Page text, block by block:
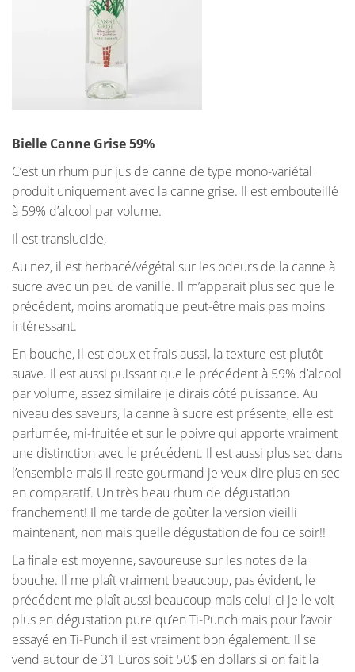
Bielle Canne Grise 59%
C’est un rhum pur jus de canne de type mono-variétal
produit uniquement avec la canne grise. Il est embouteillé
à 59% d’alcool par volume.
Il est translucide,
Au nez, il est herbacé/végétal sur les odeurs de la canne à
sucre avec un peu de vanille. Il m’apparait plus sec que le
précédent, moins aromatique peut-être mais pas moins
intéressant.
En bouche, il est doux et frais aussi, la texture est plutôt
suave. Il est aussi puissant que le précédent à 59% d’alcool
par volume, assez similaire je dirais côté puissance. Au
niveau des saveurs, la canne à sucre est présente, elle est
parfumée, mi-fruitée et sur le poivre qui apporte vraiment
une distinction avec le précédent. Il est aussi plus sec dans
l’ensemble mais il reste gourmand je veux dire plus en sec
en comparatif. Un très beau rhum de dégustation
franchement! Il me tarde de goûter la version vieilli
maintenant, non mais quelle dégustation de fou ce soir!!
La finale est moyenne, savoureuse sur les notes de la
bouche. Il me plaît vraiment beaucoup, pas évident, le
précédent me plaît aussi beaucoup mais celui-ci je le voit
plus en dégustation pure qu’en Ti-Punch mais pour l’avoir
essayé en Ti-Punch il est vraiment bon également. Il se
vend autour de 31 Euros soit 50$ en dollars si on fait la